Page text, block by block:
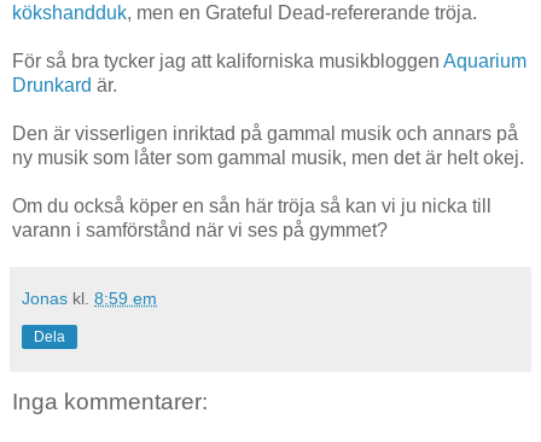
kökshandduk, men en Grateful Dead-refererande tröja.
För så bra tycker jag att kaliforniska musikbloggen Aquarium
Drunkard är.
Den är visserligen inriktad på gammal musik och annars på
ny musik som låter som gammal musik, men det är helt okej.
Om du också köper en sån här tröja så kan vi ju nicka till
varann i samförstånd när vi ses på gymmet?
Jonas kl. 8:59 em
Dela
Inga kommentarer: